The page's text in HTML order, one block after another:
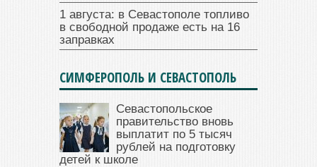
1 августа: в Севастополе топливо
в свободной продаже есть на 16
заправках
СИМФЕРОПОЛЬ И СЕВАСТОПОЛЬ
Севастопольское
правительство вновь
выплатит по 5 тысяч
рублей на подготовку
детей к школе